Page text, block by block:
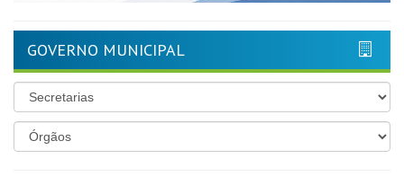
GOVERNO MUNICIPAL